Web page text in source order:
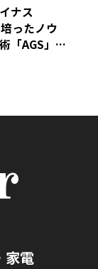
ナス
ったノウ
「AGS」
家電